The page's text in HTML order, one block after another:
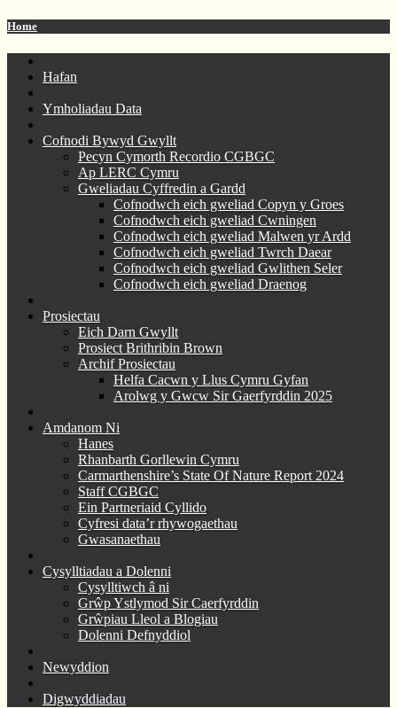
Home
Hafan
Ymholiadau Data
Cofnodi Bywyd Gwyllt
Pecyn Cymorth Recordio CGBGC
Ap LERC Cymru
Gweliadau Cyffredin a Gardd
Cofnodwch eich gweliad Copyn y Groes
Cofnodwch eich gweliad Cwningen
Cofnodwch eich gweliad Malwen yr Ardd
Cofnodwch eich gweliad Twrch Daear
Cofnodwch eich gweliad Gwlithen Seler
Cofnodwch eich gweliad Draenog
Prosiectau
Eich Darn Gwyllt
Prosiect Brithribin Brown
Archif Prosiectau
Helfa Cacwn y Llus Cymru Gyfan
Arolwg y Gwcw Sir Gaerfyrddin 2025
Amdanom Ni
Hanes
Rhanbarth Gorllewin Cymru
Carmarthenshire’s State Of Nature Report 2024
Staff CGBGC
Ein Partneriaid Cyllido
Cyfresi data’r rhywogaethau
Gwasanaethau
Cysylltiadau a Dolenni
Cysylltiwch â ni
Grŵp Ystlymod Sir Caerfyrddin
Grŵpiau Lleol a Blogiau
Dolenni Defnyddiol
Newyddion
Digwyddiadau